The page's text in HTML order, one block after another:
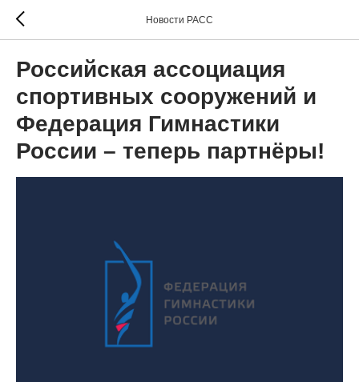
Новости РАСС
Российская ассоциация
спортивных сооружений и
Федерация Гимнастики
России – теперь партнёры!